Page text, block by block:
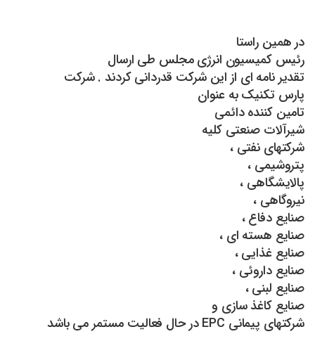
در همین راستا
رئیس کمیسیون انرژی مجلس طی ارسال
تقدیر نامه ای از این شرکت قدردانی کردند . شرکت
پارس تکنیک به عنوان
تامین کننده دائمی
شیرآلات صنعتی کلیه
شرکتهای نفتی ،
پتروشیمی ،
پالایشگاهی ،
نیروگاهی ،
صنایع دفاع ،
صنایع هسته ای ،
صنایع غذایی ،
صنایع داروئی ،
صنایع لبنی ،
صنایع کاغذ سازی و
شرکتهای پیمانی EPC در حال فعالیت مستمر می باشد